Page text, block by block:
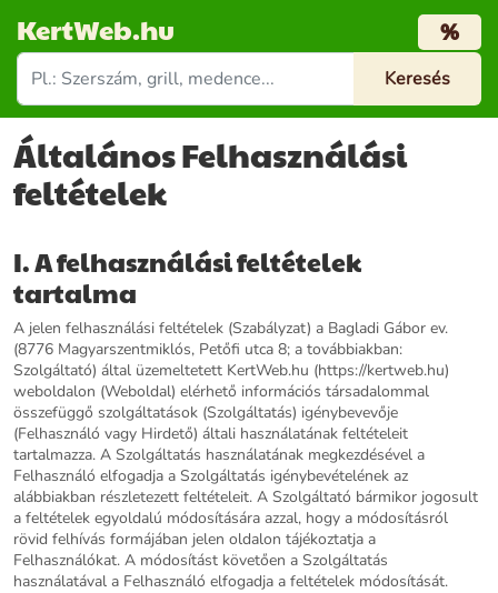
KertWeb.hu %
Általános Felhasználási
feltételek
I. A felhasználási feltételek
tartalma
A jelen felhasználási feltételek (Szabályzat) a Bagladi Gábor ev.
(8776 Magyarszentmiklós, Petőfi utca 8; a továbbiakban:
Szolgáltató) által üzemeltetett KertWeb.hu (https://kertweb.hu)
weboldalon (Weboldal) elérhető információs társadalommal
összefüggő szolgáltatások (Szolgáltatás) igénybevevője
(Felhasználó vagy Hirdető) általi használatának feltételeit
tartalmazza. A Szolgáltatás használatának megkezdésével a
Felhasználó elfogadja a Szolgáltatás igénybevételének az
alábbiakban részletezett feltételeit. A Szolgáltató bármikor jogosult
a feltételek egyoldalú módosítására azzal, hogy a módosításról
rövid felhívás formájában jelen oldalon tájékoztatja a
Felhasználókat. A módosítást követően a Szolgáltatás
használatával a Felhasználó elfogadja a feltételek módosítását.